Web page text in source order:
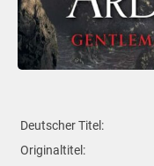
Deutscher Titel:
Originaltitel: